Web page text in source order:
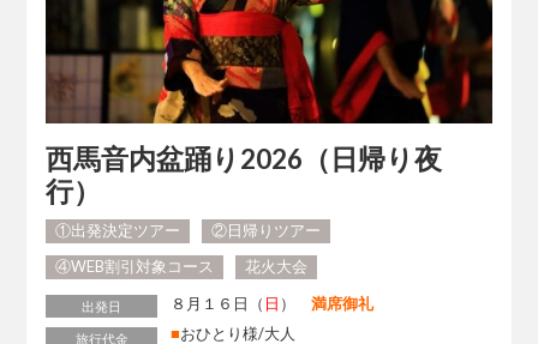
西馬音内盆踊り2026（日帰り夜
行）
①出発決定ツアー
②日帰りツアー
④WEB割引対象コース
花火大会
出発日 ８月１６日（ 日 ）満席御礼
旅行代金 ■おひとり様/大人